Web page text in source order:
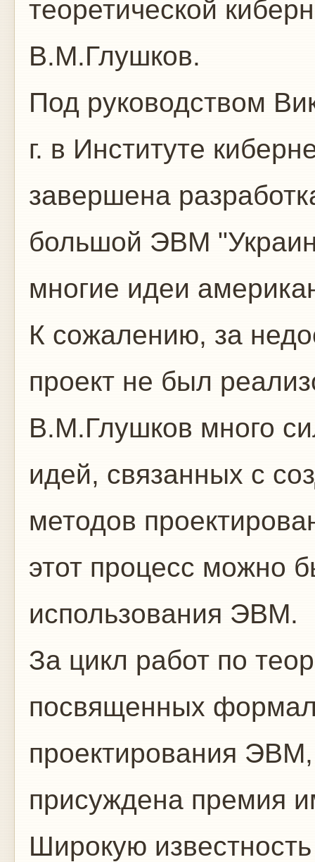
теоретической
В.М.Глушков.
Под руководством
г. в Институте
завершена
большой ЭВМ
многие идеи
К сожалению, за
проект не был
В.М.Глушков много
идей, связанных с
методов
этот процесс можно
использования ЭВМ.
За цикл работ по
посвященных
проектирования
присуждена премия
Широкую